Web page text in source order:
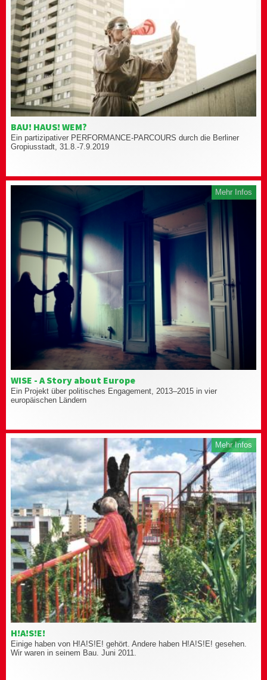
BAU! HAUS! WEM?
Ein partizipativer PERFORMANCE-PARCOURS durch die Berliner
Gropiusstadt, 31.8.-7.9.2019
Mehr Infos
WISE - A Story about Europe
Ein Projekt über politisches Engagement, 2013–2015 in vier
europäischen Ländern
Mehr Infos
H!A!S!E!
Einige haben von H!A!S!E! gehört. Andere haben H!A!S!E! gesehen.
Wir waren in seinem Bau. Juni 2011.